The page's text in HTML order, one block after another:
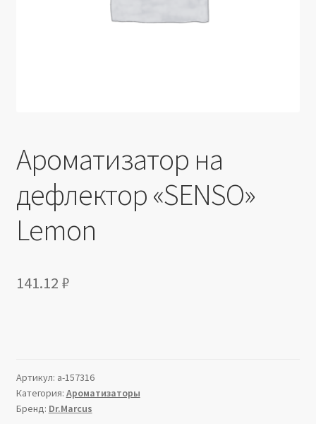
Ароматизатор на
дефлектор «SENSO»
Lemon
141.12 ₽
Артикул: a-157316
Категория: Ароматизаторы
Бренд: Dr.Marcus